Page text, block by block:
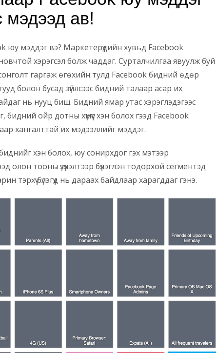
мэдээд ав!
юу мэддэг вэ? Маркетерүүдийн хувьд Facebook
хэрэгсэл болж чаддаг. Сурталчилгаа явуулж буй
сонголт гаргаж өгөхийн тулд Facebook бидний өдөр
болон бусад зүйлсээс бидний талаар асар их
нь нууц биш. Бидний ямар утас хэрэглэдэгээс
бидний ойр дотны хүмүүс хэн болох гээд Facebook
хангалттай их мэдээллийг мэддэг.
хэн болох, юу сонирхдог гэх мэтээр
олон тооны үзүүлэлтээр бүлэглэн тодорхой сегментэд
тэрхүү бүлэгүүд нь дараах байдлаар харагддаг гэнэ.